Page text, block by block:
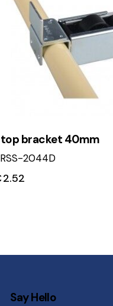
bracket 40mm
2044D
2.52
Say Hello